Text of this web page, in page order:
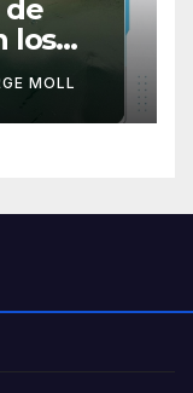
de
los
Manuel
MOLL